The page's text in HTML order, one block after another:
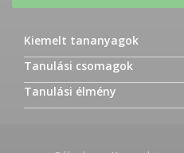
Kiemelt tananyagok
Tanulási csomagok
Tanulási élmény